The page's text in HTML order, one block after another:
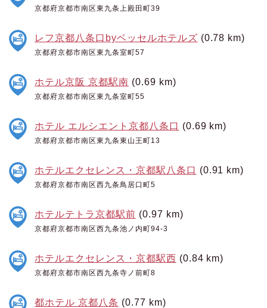
京都府京都市南区東九条上殿田町39
レフ京都八条口byベッセルホテルズ (0.78 km)
京都府京都市南区東九条室町57
ホテル京阪 京都駅南 (0.69 km)
京都府京都市南区東九条室町55
ホテル エルシエント京都八条口 (0.69 km)
京都府京都市南区東九条東山王町13
ホテルエクセレンス・京都駅八条口 (0.91 km)
京都府京都市南区西九条鳥居口町5
ホテルテトラ京都駅前 (0.97 km)
京都府京都市南区西九条池ノ内町94-3
ホテルエクセレンス・京都駅西 (0.84 km)
京都府京都市南区西九条寺ノ前町8
都ホテル 京都八条 (0.77 km)